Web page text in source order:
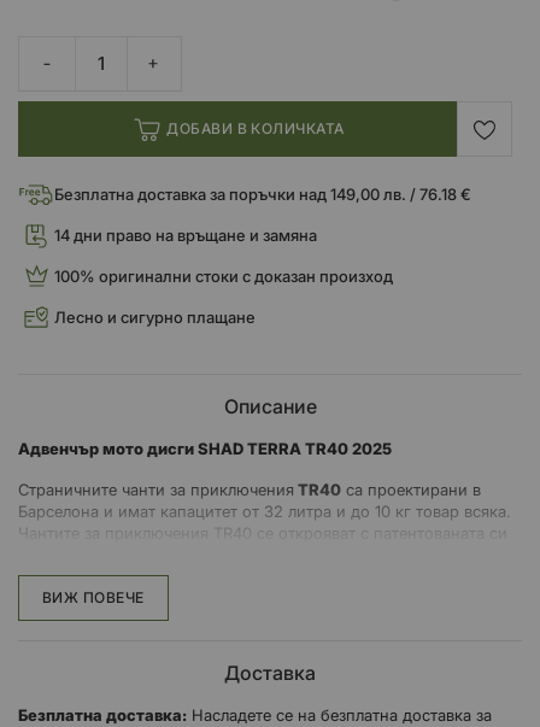
ДОБАВИ В КОЛИЧКАТА
Безплатна доставка за поръчки над 149,00 лв. / 76.18 €
14 дни право на връщане и замяна
100% оригинални стоки с доказан произход
Лесно и сигурно плащане
Описание
Адвенчър мото дисги SHAD TERRA TR40 2025
Страничните чанти за приключения TR40 са проектирани в
Барселона и имат капацитет от 32 литра и до 10 кг товар всяка.
Чантите за приключения TR40 се открояват с патентованата си
3Pсистемите, като едновременно с това предотвратява достъпа
до вътрешността.
използване на приключенски мотоциклети.
Капацитет: 32 литра всяка, 1 каска.
ВИЖ ПОВЕЧЕ
Доставка
Безплатна доставка: Насладете се на безплатна доставка за